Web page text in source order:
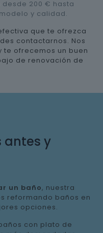
200 € hasta
y calidad.
que te ofrezca
contactarnos. Nos
te ofrecemos un buen
de renovación de
antes y
un baño, nuestra
reformando baños en
opciones.
con plato de